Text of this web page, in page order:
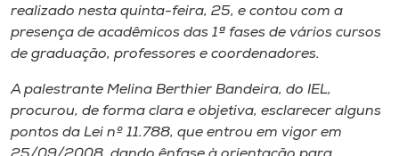
CPA
Biblioteca
Editora
realizado nesta quinta-feira, 25, e contou com a
presença de acadêmicos das 1ª fases de vários cursos
de graduação, professores e coordenadores.
A palestrante Melina Berthier Bandeira, do IEL,
procurou, de forma clara e objetiva, esclarecer alguns
pontos da Lei nº 11.788, que entrou em vigor em